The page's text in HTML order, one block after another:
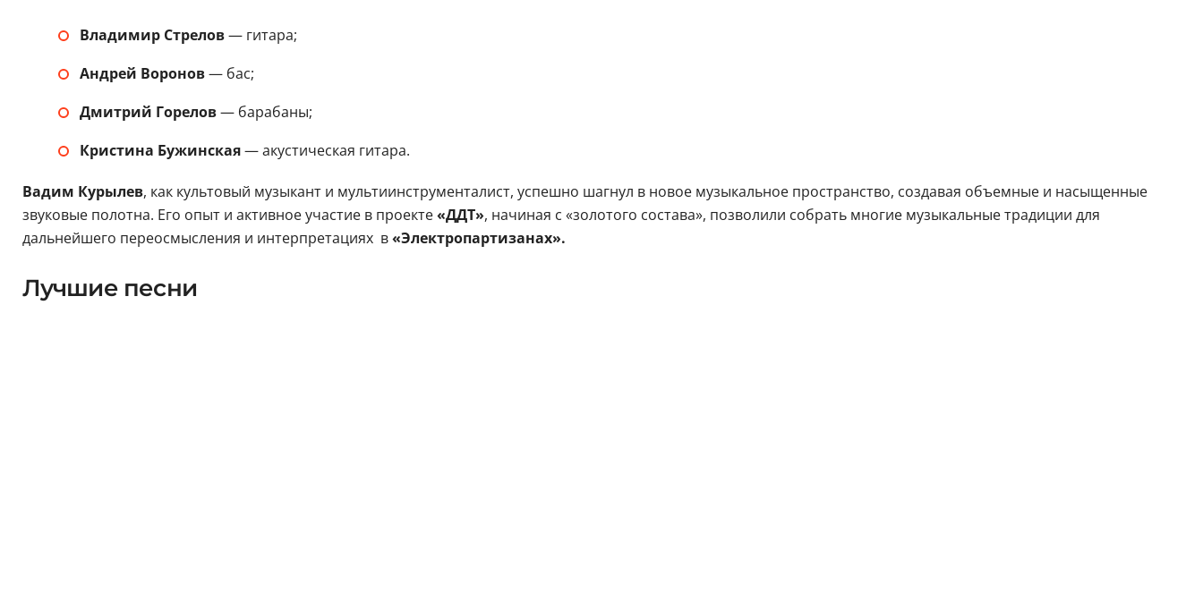
Владимир Стрелов— гитара;
Андрей Воронов— бас;
Дмитрий Горелов— барабаны;
Кристина Бужинская— акустическая гитара.
Вадим Курылев, как культовый музыкант и мультиинструменталист, успешно шагнул в новое музыкальное пространство, создавая объемные и насыщенные
звуковые полотна. Его опыт и активное участие в проекте«ДДТ», начиная с «золотого состава», позволили собрать многие музыкальные традиции для
дальнейшего переосмысления и интерпретациях в«Электропартизанах».
Лучшие песни